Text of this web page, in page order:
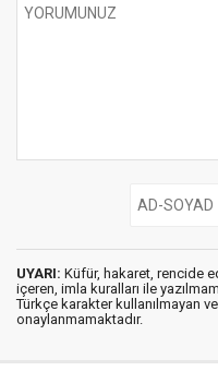
UYARI: Küfür, hakaret, rencide
içeren, imla kuralları ile
Türkçe karakter kullanılmayan
onaylanmamaktadır.